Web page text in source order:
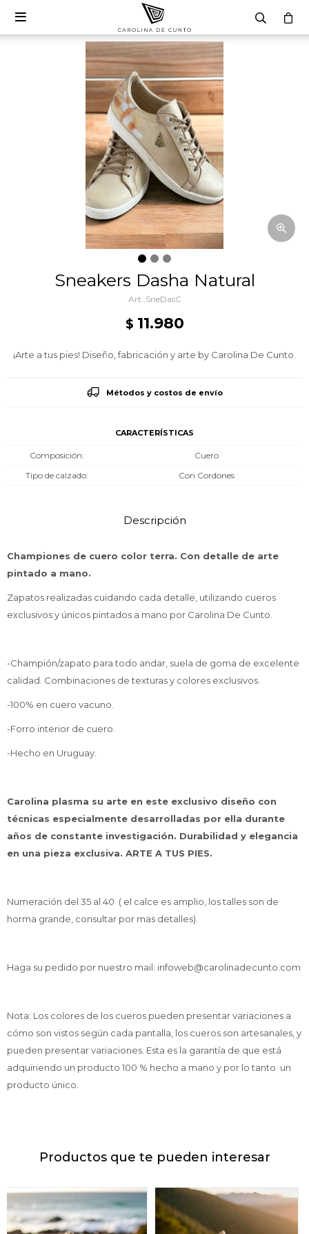

Sneakers Dasha Natural
SneDasC
$ 11.980
¡Arte a tus pies! Diseño, fabricación y arte by Carolina De Cunto.
Métodos y costos de envío
CARACTERÍSTICAS
Composición
Cuero
Tipo de calzado
Con Cordones
Descripción
Championes de cuero color terra. Con detalle de arte
pintado a mano.
Zapatos realizadas cuidando cada detalle, utilizando cueros
exclusivos y únicos pintados a mano por Carolina De Cunto.
-Champión/zapato para todo andar, suela de goma de excelente
calidad. Combinaciones de texturas y colores exclusivos.
-100% en cuero vacuno.
-Forro interior de cuero.
-Hecho en Uruguay.
Carolina plasma su arte en este exclusivo diseño con
técnicas especialmente desarrolladas por ella durante
años de constante investigación. Durabilidad y elegancia
en una pieza exclusiva. ARTE A TUS PIES.
Numeración del 35 al 40 ( el calce es amplio, los talles son de
horma grande, consultar por mas detalles).
Haga su pedido por nuestro mail: infoweb@carolinadecunto.com
Nota: Los colores de los cueros pueden presentar variaciones a
cómo son vistos según cada pantalla, los cueros son artesanales, y
pueden presentar variaciones. Esta es la garantía de que está
adquiriendo un producto 100 % hecho a mano y por lo tanto un
producto único.
Productos que te pueden interesar